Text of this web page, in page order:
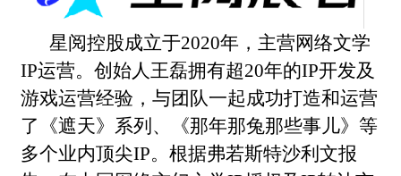
星阅控股成立于2020年，主营网络文学
IP运营。创始人王磊拥有超20年的IP开发及
游戏运营经验，与团队一起成功打造和运营
了《遮天》系列、《那年那兔那些事儿》等
多个业内顶尖IP。根据弗若斯特沙利文报